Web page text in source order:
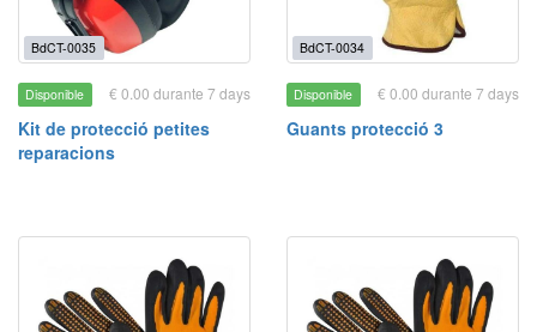
BdCT-0035
Disponible € 0.00 durante 7 days
Kit de protecció petites
reparacions
BdCT-0034
Disponible € 0.00 durante 7 days
Guants protecció 3